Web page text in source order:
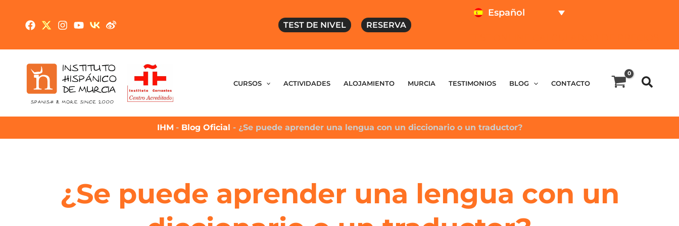
TEST DE NIVEL RESERVA
Español
CURSOS ACTIVIDADES ALOJAMIENTO MURCIA TESTIMONIOS BLOG CONTACTO
IHM - Blog Oficial - ¿Se puede aprender una lengua con un diccionario o un traductor?
¿Se puede aprender una lengua con un